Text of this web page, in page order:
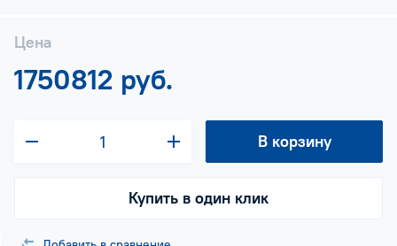
Цена
1750812 руб.
В корзину
Купить в один клик